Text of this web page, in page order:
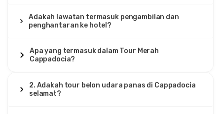
Adakah lawatan termasuk pengambilan dan
penghantaran ke hotel?
Apa yang termasuk dalam Tour Merah
Cappadocia?
2. Adakah tour belon udara panas di Cappadocia
selamat?